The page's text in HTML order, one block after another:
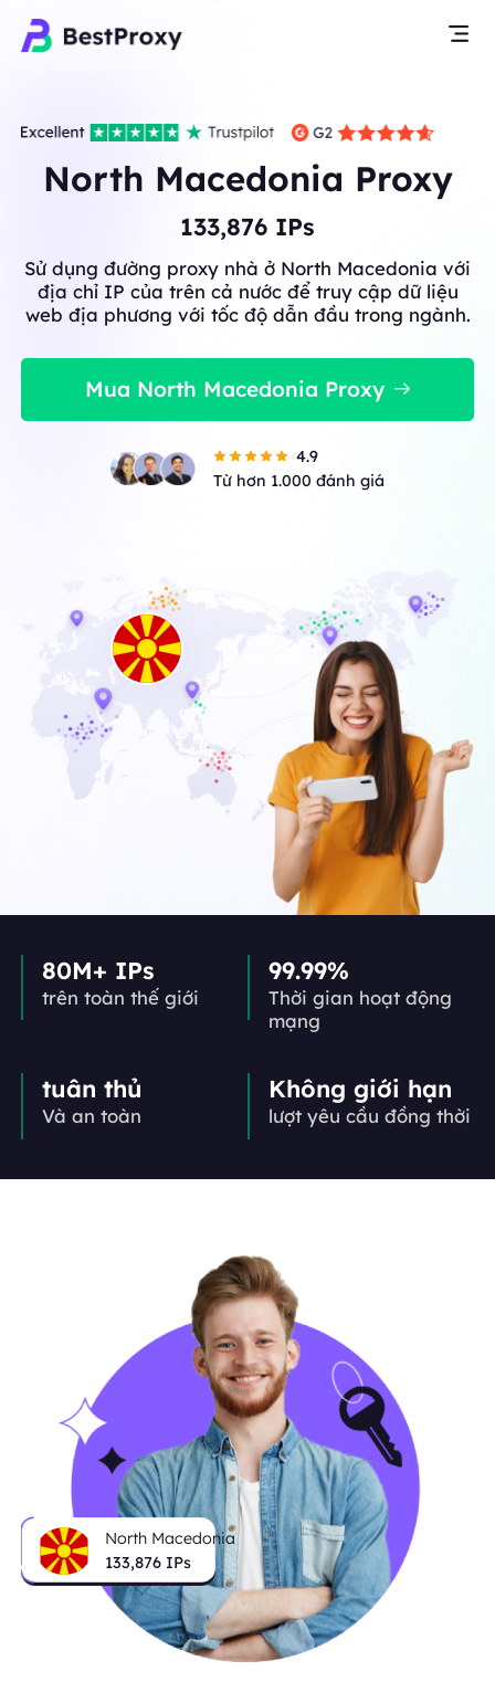
North Macedonia Proxy
133,876 IPs
Sử dụng đường proxy nhà ở North Macedonia với
địa chỉ IP của trên cả nước để truy cập dữ liệu
web địa phương với tốc độ dẫn đầu trong ngành.
Mua North Macedonia Proxy
4.9
Từ hơn 1.000 đánh giá
80M+ IPs
trên toàn thế giới
99.99%
Thời gian hoạt động
mạng
tuân thủ
Và an toàn
Không giới hạn
lượt yêu cầu đồng thời
North Macedonia
133,876 IPs